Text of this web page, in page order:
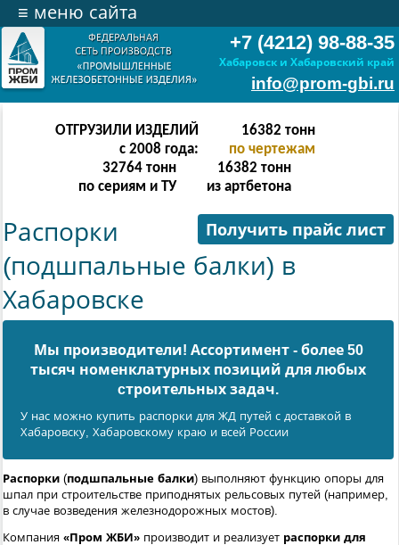
+7 (4212) 98-88-35
Хабаровск и Хабаровский край
info@prom-gbi.ru
≡ меню сайта
ОТГРУЗИЛИ ИЗДЕЛИЙ
с 2008 года:
32766 тонн
по чертежам
65532 тонн
по сериям и ТУ
32766 тонн
из артбетона
Получить прайс лист
Распорки
(подшпальные балки) в
Хабаровске
Мы производители! Ассортимент - более 50
тысяч номенклатурных позиций для любых
cтроительных задач.
У нас можно купить распорки для ЖД путей с доставкой в
Хабаровску, Хабаровскому краю и всей России
Распорки (подшпальные балки) выполняют функцию опоры для
шпал при строительстве приподнятых рельсовых путей (например,
в случае возведения железнодорожных мостов).
Компания «Пром ЖБИ» производит и реализует распорки для